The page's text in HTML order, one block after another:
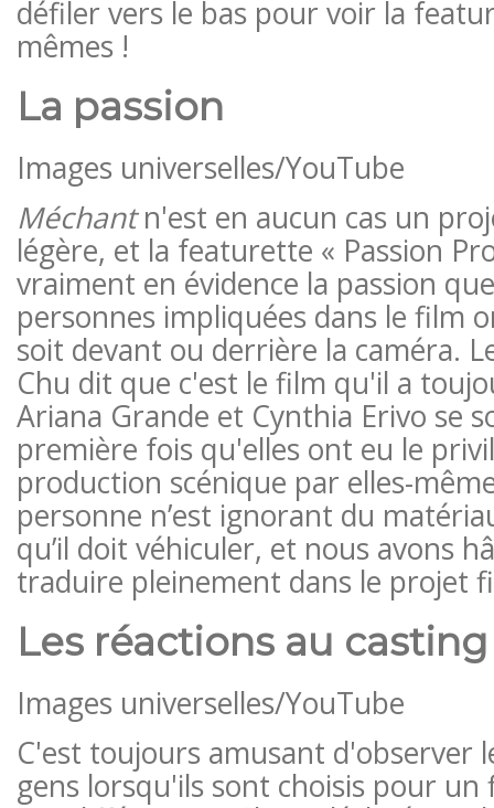
défiler vers le bas pour voir la
mêmes !
La passion
Images universelles/YouTube
Méchantn'est en aucun cas un
légère, et la featurette « Passion
vraiment en évidence la passion
personnes impliquées dans le film
soit devant ou derrière la caméra.
Chu dit que c'est le film qu'il a
Ariana Grande et Cynthia Erivo se
première fois qu'elles ont eu le
production scénique par elles-
personne n’est ignorant du
qu’il doit véhiculer, et nous avons
traduire pleinement dans le projet
Les réactions au casting
Images universelles/YouTube
C'est toujours amusant d'observer
gens lorsqu'ils sont choisis pour